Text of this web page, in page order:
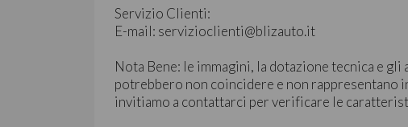
Servizio Clienti:
E-mail: servizioclienti@blizauto.it
Nota Bene: le immagini, la dotazione tecnica e
potrebbero non coincidere e non rappresentano
invitiamo a contattarci per verificare le